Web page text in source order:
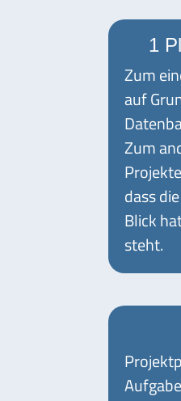
1
Zum
auf
Zum
dass
Blick
steht.